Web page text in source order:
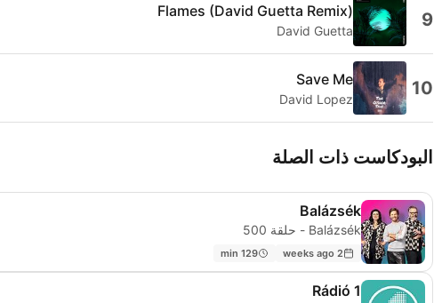
9
Flames (David Guetta Remix)
David Guetta
10
Save Me
David Lopez
البودكاست ذات الصلة
Balázsék
Balázsék - حلقة 500
2 weeks ago
129 min
Rádió 1